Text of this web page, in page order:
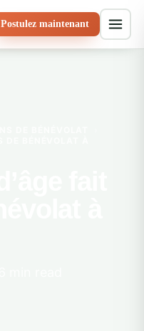
Postulez maintenant